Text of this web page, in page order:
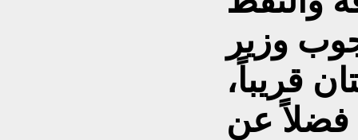
وزير
قريباً،
فضلاً عن